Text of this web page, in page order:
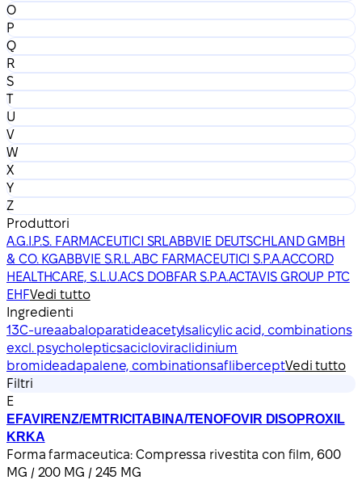
O
P
Q
R
S
T
U
V
W
X
Y
Z
Produttori
A.G.I.P.S. FARMACEUTICI SRLABBVIE DEUTSCHLAND GMBH
& CO. KGABBVIE S.R.L.ABC FARMACEUTICI S.P.A.ACCORD
HEALTHCARE, S.L.U.ACS DOBFAR S.P.A.ACTAVIS GROUP PTC
EHFVedi tutto
Ingredienti
13C-ureaabaloparatideacetylsalicylic acid, combinations
excl. psycholepticsacicloviraclidinium
bromideadapalene, combinationsafliberceptVedi tutto
Filtri
E
EFAVIRENZ/EMTRICITABINA/TENOFOVIR DISOPROXIL
KRKA
Forma farmaceutica: Compressa rivestita con film, 600
MG / 200 MG / 245 MG